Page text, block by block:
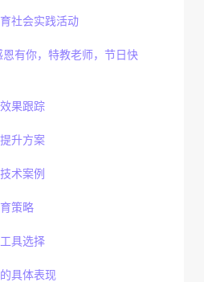
社会实践活动
有你，特教老师，节日快
果跟踪
升方案
术案例
策略
具选择
具体表现